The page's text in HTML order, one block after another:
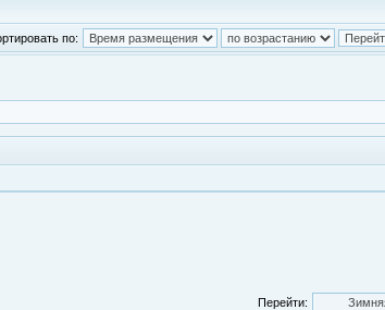
по:
Перейти: